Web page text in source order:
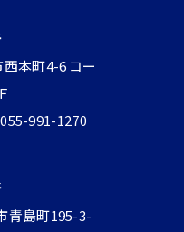
本町4-6 コー
991-1270
青島町195-3-